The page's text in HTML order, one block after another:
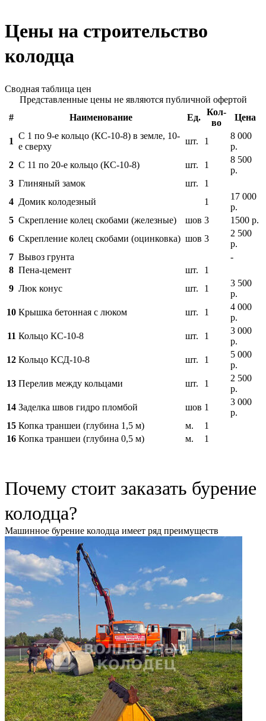
Цены на строительство
колодца
Сводная таблица цен
Представленные цены не являются публичной офертой
#
Наименование Ед.
Кол-
во
Цена
1
С 1 по 9-е кольцо (КС-10-8) в земле, 10-
е сверху
шт. 1
8 000
р.
2 С 11 по 20-е кольцо (КС-10-8) шт. 1
8 500
р.
3 Глиняный замок шт.
1
4 Домик колодезный 1
17 000
р.
5 Скрепление колец скобами (железные) шов 3
1500 р.
6 Скрепление колец скобами (оцинковка) шов 3
2 500
р.
7 Вывоз грунта
-
8 Пена-цемент шт.
1
9 Люк конус шт. 1
3 500
р.
10 Крышка бетонная с люком шт. 1
4 000
р.
11 Кольцо КС-10-8 шт. 1
3 000
р.
12 Кольцо КСД-10-8 шт. 1
5 000
р.
13 Перелив между кольцами шт. 1
2 500
р.
14 Заделка швов гидро пломбой шов 1
3 000
р.
15 Копка траншеи (глубина 1,5 м) м.
1
16 Копка траншеи (глубина 0,5 м) м. 1
Почему стоит заказать бурение
колодца?
Машинное бурение колодца имеет ряд преимуществ